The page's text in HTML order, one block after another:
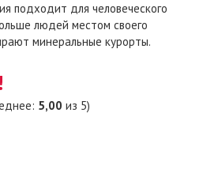
подходит для человеческого
людей местом своего
минеральные курорты.
5,00 из 5)